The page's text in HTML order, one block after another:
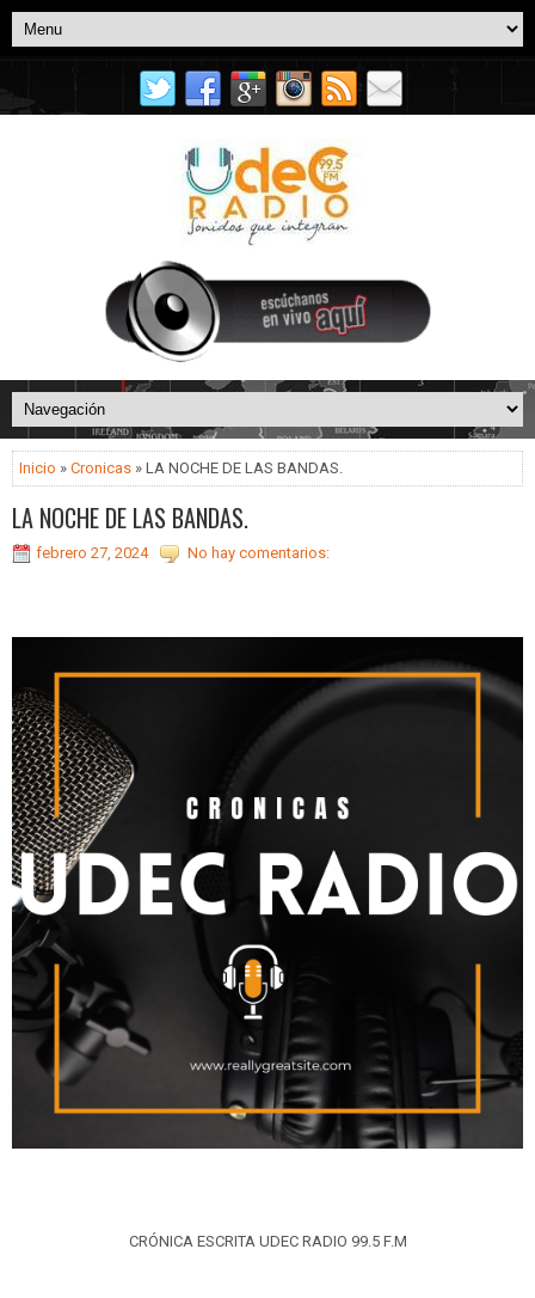
Inicio » Cronicas » LA NOCHE DE LAS BANDAS.
LA NOCHE DE LAS BANDAS.
febrero 27, 2024 No hay comentarios:
CRÓNICA ESCRITA UDEC RADIO 99.5 F.M